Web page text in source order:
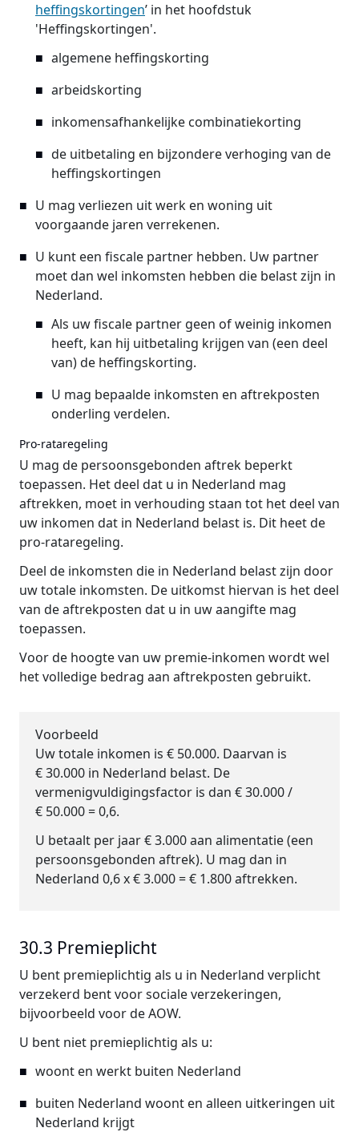
heffingskortingen’ in het hoofdstuk
'Heffingskortingen'.
algemene heffingskorting
arbeidskorting
inkomensafhankelijke combinatiekorting
de uitbetaling en bijzondere verhoging van de
heffingskortingen
U mag verliezen uit werk en woning uit
voorgaande jaren verrekenen.
U kunt een fiscale partner hebben. Uw partner
moet dan wel inkomsten hebben die belast zijn in
Nederland.
Als uw fiscale partner geen of weinig inkomen
heeft, kan hij uitbetaling krijgen van (een deel
van) de heffingskorting.
U mag bepaalde inkomsten en aftrekposten
onderling verdelen.
Pro-rataregeling
U mag de persoonsgebonden aftrek beperkt
toepassen. Het deel dat u in Nederland mag
aftrekken, moet in verhouding staan tot het deel van
uw inkomen dat in Nederland belast is. Dit heet de
pro-rataregeling.
Deel de inkomsten die in Nederland belast zijn door
uw totale inkomsten. De uitkomst hiervan is het deel
van de aftrekposten dat u in uw aangifte mag
toepassen.
Voor de hoogte van uw premie-inkomen wordt wel
het volledige bedrag aan aftrekposten gebruikt.
Voorbeeld
Uw totale inkomen is € 50.000. Daarvan is
€ 30.000 in Nederland belast. De
vermenigvuldigingsfactor is dan € 30.000 /
€ 50.000 = 0,6.
U betaalt per jaar € 3.000 aan alimentatie (een
persoonsgebonden aftrek). U mag dan in
Nederland 0,6 x € 3.000 = € 1.800 aftrekken.
30.3 Premieplicht
U bent premieplichtig als u in Nederland verplicht
verzekerd bent voor sociale verzekeringen,
bijvoorbeeld voor de AOW.
U bent niet premieplichtig als u:
woont en werkt buiten Nederland
buiten Nederland woont en alleen uitkeringen uit
Nederland krijgt